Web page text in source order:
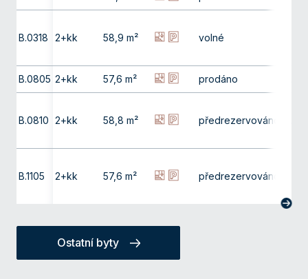
B.0318 2+kk 58,9 m² volné
B.0805 2+kk 57,6 m² prodáno
B.0810 2+kk 58,8 m² předrezervováno
B.1105 2+kk 57,6 m² předrezervováno
Ostatní byty